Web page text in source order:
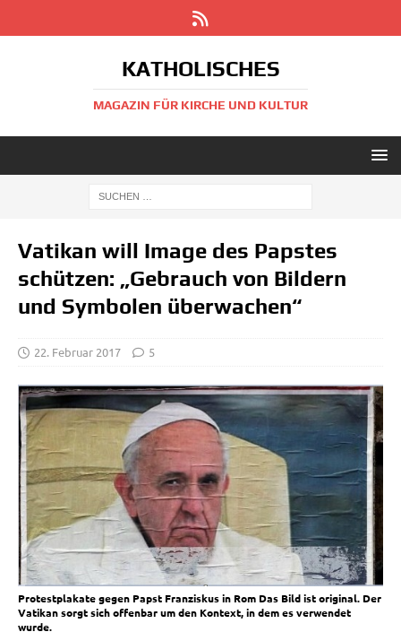
KATHOLISCHES
MAGAZIN FÜR KIRCHE UND KULTUR
Vatikan will Image des Papstes
schützen: „Gebrauch von Bildern
und Symbolen überwachen“
22. Februar 2017 5
Protestplakate gegen Papst Franziskus in Rom Das Bild ist original. Der
Vatikan sorgt sich offenbar um den Kontext, in dem es verwendet
wurde.